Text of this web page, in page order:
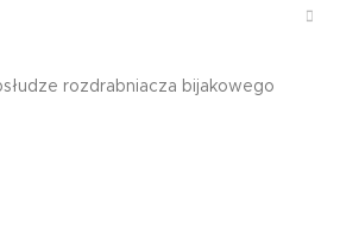
rozdrabniacza bijakowego